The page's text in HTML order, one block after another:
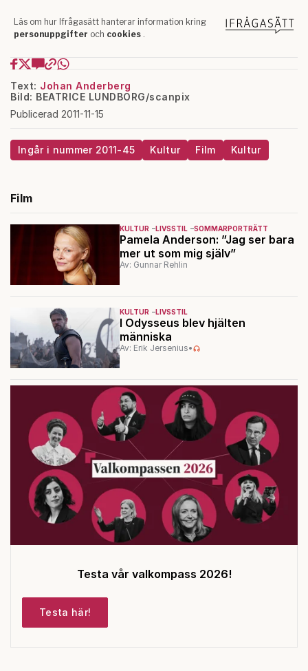
Text: Johan Anderberg
Bild: BEATRICE LUNDBORG/scanpix
Publicerad 2011-11-15
Ingår i nummer 2011-45 Kultur Film Kultur
Film
KULTUR LIVSSTIL SOMMARPORTRÄTT
Pamela Anderson: ”Jag ser bara
mer ut som mig själv”
Av: Gunnar Rehlin
KULTUR LIVSSTIL
I Odysseus blev hjälten
människa
Av: Erik Jersenius•
Testa vår valkompass 2026!
Testa här!